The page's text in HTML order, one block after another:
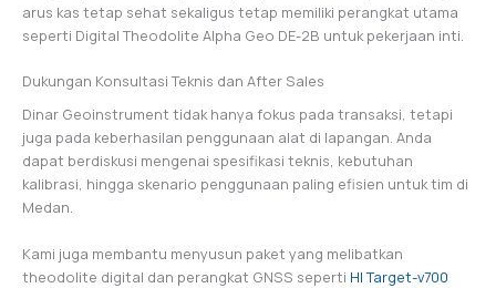
arus kas tetap sehat sekaligus tetap memiliki perangkat utama
seperti Digital Theodolite Alpha Geo DE-2B untuk pekerjaan inti.
Dukungan Konsultasi Teknis dan After Sales
Dinar Geoinstrument tidak hanya fokus pada transaksi, tetapi
juga pada keberhasilan penggunaan alat di lapangan. Anda
dapat berdiskusi mengenai spesifikasi teknis, kebutuhan
kalibrasi, hingga skenario penggunaan paling efisien untuk tim di
Medan.
Kami juga membantu menyusun paket yang melibatkan
theodolite digital dan perangkat GNSS seperti HI Target-v700